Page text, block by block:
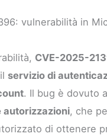
vulnerabilità in
CVE-2025-
servizio di
. Il bug è dovuto a
autorizzazioni, che
di ottenere